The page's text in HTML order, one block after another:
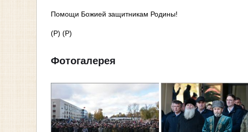
Помощи Божией защитникам Родины!
(Р) (Р)
Фотогалерея